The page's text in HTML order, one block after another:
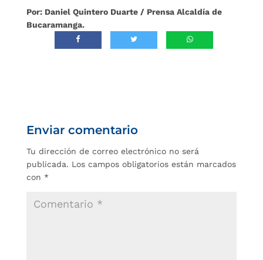
Por: Daniel Quintero Duarte / Prensa Alcaldía de
Bucaramanga.
Enviar comentario
Tu dirección de correo electrónico no será
publicada. Los campos obligatorios están marcados
con *